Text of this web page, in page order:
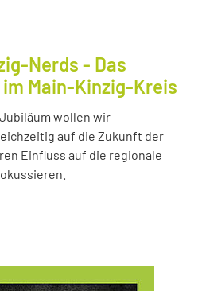
Nerds - Das
Main-Kinzig-Kreis
wollen wir
auf die Zukunft der
Einfluss auf die regionale